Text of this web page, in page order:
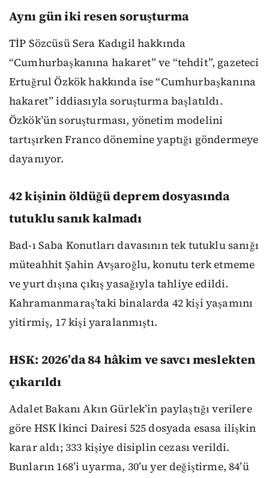
Aynı gün iki resen soruşturma
TİP Sözcüsü Sera Kadıgil hakkında
“Cumhurbaşkanına hakaret” ve “tehdit”, gazeteci
Ertuğrul Özkök hakkında ise “Cumhurbaşkanına
hakaret” iddiasıyla soruşturma başlatıldı.
Özkök’ün soruşturması, yönetim modelini
tartışırken Franco dönemine yaptığı göndermeye
dayanıyor.
42 kişinin öldüğü deprem dosyasında
tutuklu sanık kalmadı
Bad-ı Saba Konutları davasının tek tutuklu sanığı
müteahhit Şahin Avşaroğlu, konutu terk etmeme
ve yurt dışına çıkış yasağıyla tahliye edildi.
Kahramanmaraş’taki binalarda 42 kişi yaşamını
yitirmiş, 17 kişi yaralanmıştı.
HSK: 2026’da 84 hâkim ve savcı meslekten
çıkarıldı
Adalet Bakanı Akın Gürlek’in paylaştığı verilere
göre HSK İkinci Dairesi 525 dosyada esasa ilişkin
karar aldı; 333 kişiye disiplin cezası verildi.
Bunların 168’i uyarma, 30’u yer değiştirme, 84’ü